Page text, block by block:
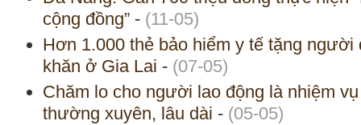
cộng đồng” - (11-05)
Hơn 1.000 thẻ bảo hiểm y tế tặng người
khăn ở Gia Lai - (07-05)
Chăm lo cho người lao động là nhiệm
thường xuyên, lâu dài - (05-05)